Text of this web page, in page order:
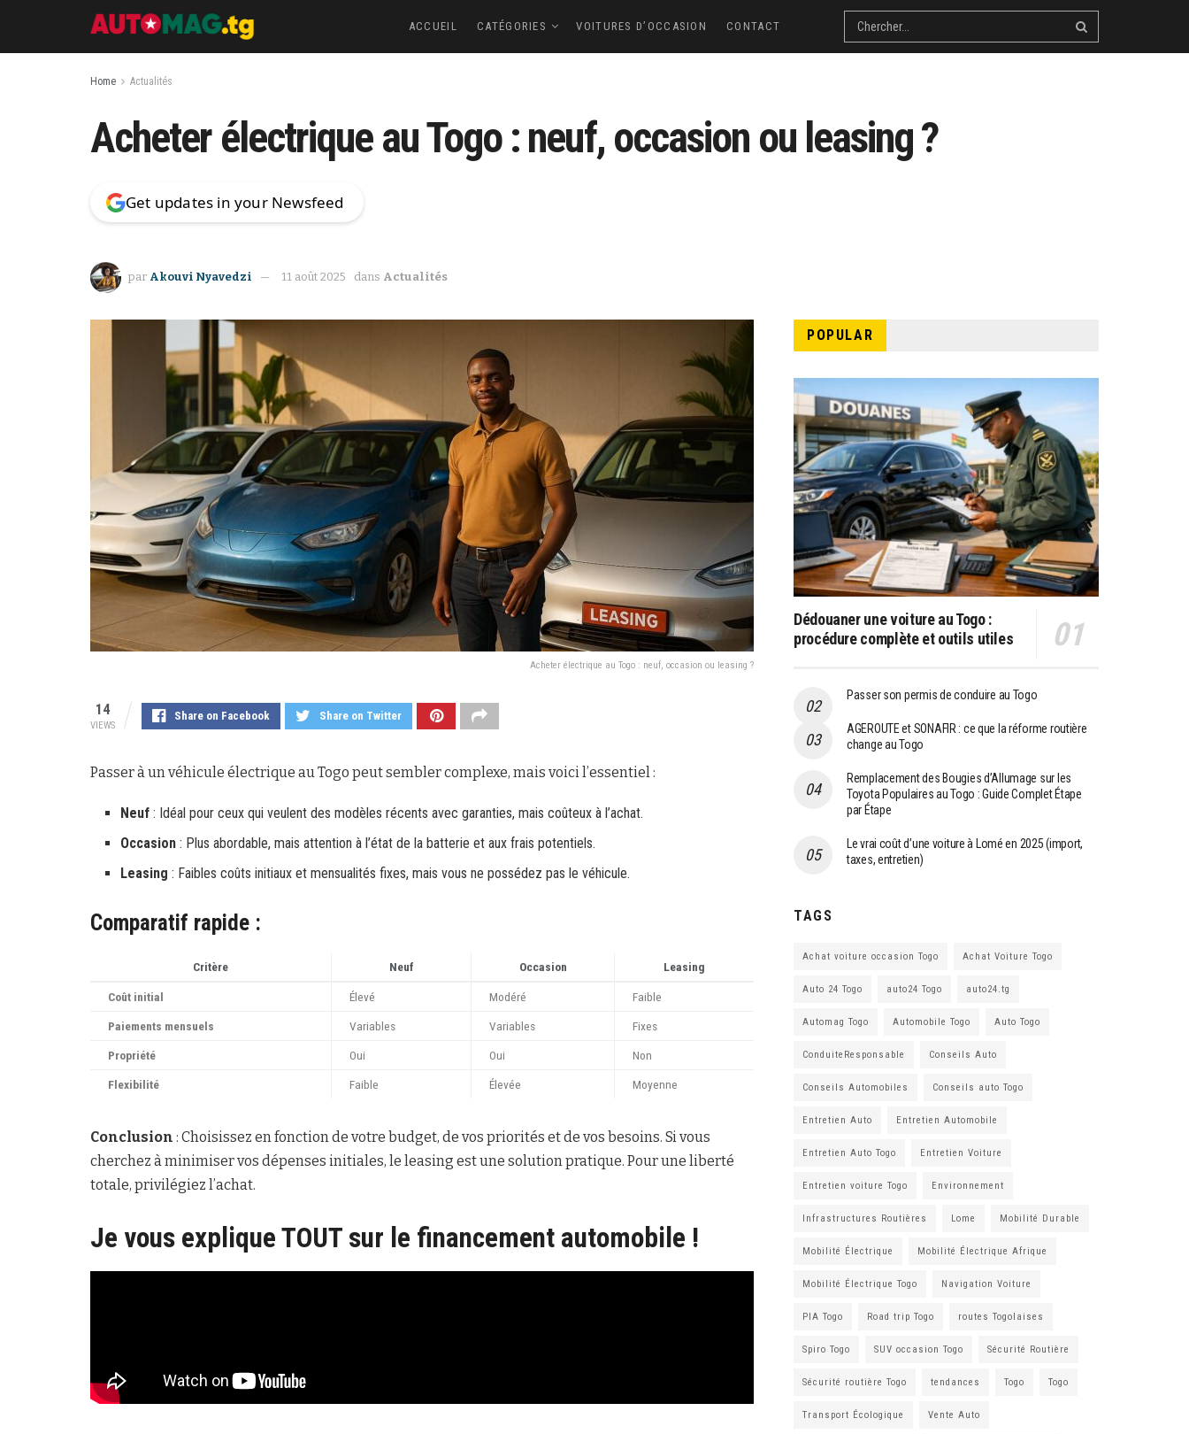
ACCUEIL CATÉGORIES VOITURES D’OCCASION CONTACT
Home Actualités
Acheter électrique au Togo : neuf, occasion ou leasing ?
Get updates in your Newsfeed
par Akouvi Nyavedzi 11 août 2025 dans Actualités
Acheter électrique au Togo : neuf, occasion ou leasing ?
14
VIEWS
Share on Facebook Share on Twitter
Passer à un véhicule électrique au Togo peut sembler complexe, mais voici l’essentiel :
Neuf : Idéal pour ceux qui veulent des modèles récents avec garanties, mais coûteux à l’achat.
Occasion : Plus abordable, mais attention à l’état de la batterie et aux frais potentiels.
Leasing : Faibles coûts initiaux et mensualités fixes, mais vous ne possédez pas le véhicule.
Comparatif rapide :
Critère Neuf Occasion Leasing
Coût initial Élevé Modéré Faible
Paiements mensuels Variables Variables Fixes
Propriété Oui Oui Non
Flexibilité Faible Élevée Moyenne
Conclusion : Choisissez en fonction de votre budget, de vos priorités et de vos besoins. Si vous
cherchez à minimiser vos dépenses initiales, le leasing est une solution pratique. Pour une liberté
totale, privilégiez l’achat.
Je vous explique TOUT sur le financement automobile !
POPULAR
Dédouaner une voiture au Togo :
procédure complète et outils utiles
Passer son permis de conduire au Togo
AGEROUTE et SONAFIR : ce que la réforme routière
change au Togo
Remplacement des Bougies d’Allumage sur les
Toyota Populaires au Togo : Guide Complet Étape
par Étape
Le vrai coût d’une voiture à Lomé en 2025 (import,
taxes, entretien)
TAGS
Achat voiture occasion Togo Achat Voiture Togo
Auto 24 Togo auto24 Togo auto24.tg
Automag Togo Automobile Togo Auto Togo
ConduiteResponsable Conseils Auto
Conseils Automobiles Conseils auto Togo
Entretien Auto Entretien Automobile
Entretien Auto Togo Entretien Voiture
Entretien voiture Togo Environnement
Infrastructures Routières Lome Mobilité Durable
Mobilité Électrique Mobilité Électrique Afrique
Mobilité Électrique Togo Navigation Voiture
PIA Togo Road trip Togo routes Togolaises
Spiro Togo SUV occasion Togo Sécurité Routière
Sécurité routière Togo tendances Togo Togo
Transport Écologique Vente Auto